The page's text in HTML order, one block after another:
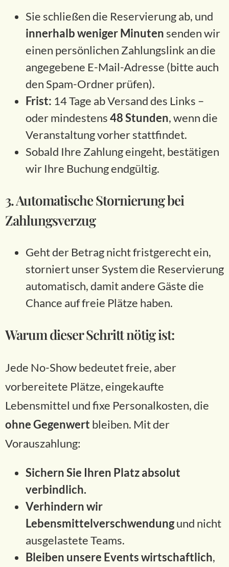
Sie schließen die Reservierung ab, und
innerhalb weniger Minutensenden wir
einen persönlichen Zahlungslink an die
angegebene E-Mail-Adresse (bitte auch
den Spam-Ordner prüfen).
Frist: 14 Tage ab Versand des Links –
oder mindestens48 Stunden, wenn die
Veranstaltung vorher stattfindet.
Sobald Ihre Zahlung eingeht, bestätigen
wir Ihre Buchung endgültig.
3. Automatische Stornierung bei
Zahlungsverzug
Geht der Betrag nicht fristgerecht ein,
storniert unser System die Reservierung
automatisch, damit andere Gäste die
Chance auf freie Plätze haben.
Warum dieser Schritt nötig ist:
Jede No-Show bedeutet freie, aber
vorbereitete Plätze, eingekaufte
Lebensmittel und fixe Personalkosten, die
ohne Gegenwert bleiben. Mit der
Vorauszahlung:
Sichern Sie Ihren Platz absolut
verbindlich.
Verhindern wir
Lebensmittelverschwendungund nicht
ausgelastete Teams.
Bleiben unsere Events wirtschaftlich,